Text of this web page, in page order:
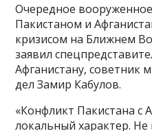
Очередное
Пакистаном и
кризисом на Ближнем
заявил
Афганистану, советник
дел Замир Кабулов.
«Конфликт Пакистана с
локальный характер.